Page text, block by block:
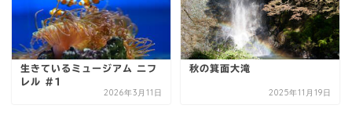
生きているミュージアム ニフ
レル #1
2026年3月11日
秋の箕面大滝
2025年11月19日